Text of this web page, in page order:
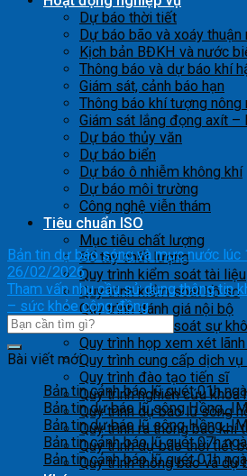
Dự báo thời tiết
Dự báo bão và xoáy
Kịch bản BĐKH và nước
Thông báo và dự báo khí
Giám sát, cảnh báo hạn
Thông báo khí tượng nông
Giám sát lắng đọng axít –
Dự báo thủy văn
Dự báo biển
Dự báo ô nhiễm không khí
Dự báo môi trường
Công nghệ viễn thám
Tiêu chuẩn ISO
Mục tiêu chất lượng
Sổ tay chất lượng
Quy trình kiểm soát tài liệu
Quy trình kiểm soát hồ sơ
Quy trình đánh giá nội bộ
Quy trình kiểm soát sự
Quy trình họp xem xét
Quy trình cung cấp dịch
Quy trình đào tạo tiến sĩ
Quy trình nghiên cứu khoa
Quy trình dự báo lũ sông
Quy trình ra thông báo khí
Quy trình dự báo thời tiết
Quy trình thông báo và dự
Bản tin dự báo sóng và mực nước lúc
26/02/2026
Tham vấn nhu cầu sử dụng thông tin
– sức khỏe cộng đồng
Bài viết mới
Bản tin cảnh báo lũ quét 01h
Bản tin dự báo lũ sông
Bản tin dự báo lũ sông
Bản tin cảnh báo lũ quét 07h
Bản tin cảnh báo lũ quét 01h